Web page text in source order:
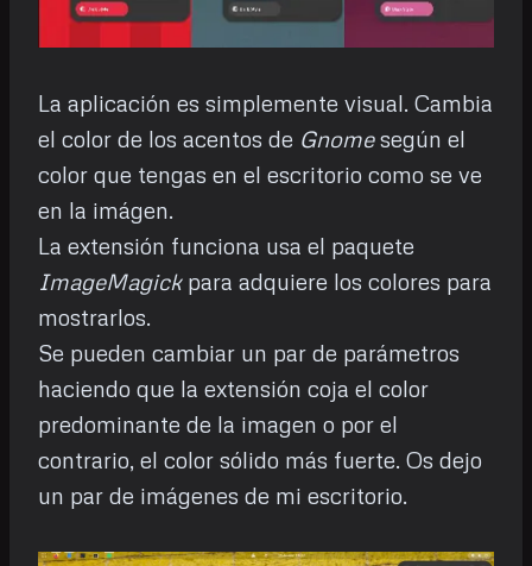
La aplicación es simplemente visual. Cambia
el color de los acentos de Gnomesegún el
color que tengas en el escritorio como se ve
en la imágen.
La extensión funciona usa el paquete
ImageMagickpara adquiere los colores para
mostrarlos.
Se pueden cambiar un par de parámetros
haciendo que la extensión coja el color
predominante de la imagen o por el
contrario, el color sólido más fuerte. Os dejo
un par de imágenes de mi escritorio.